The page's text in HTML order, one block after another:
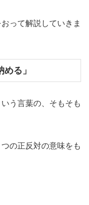
って解説していきま
る」
う言葉の、そもそも
の正反対の意味をも